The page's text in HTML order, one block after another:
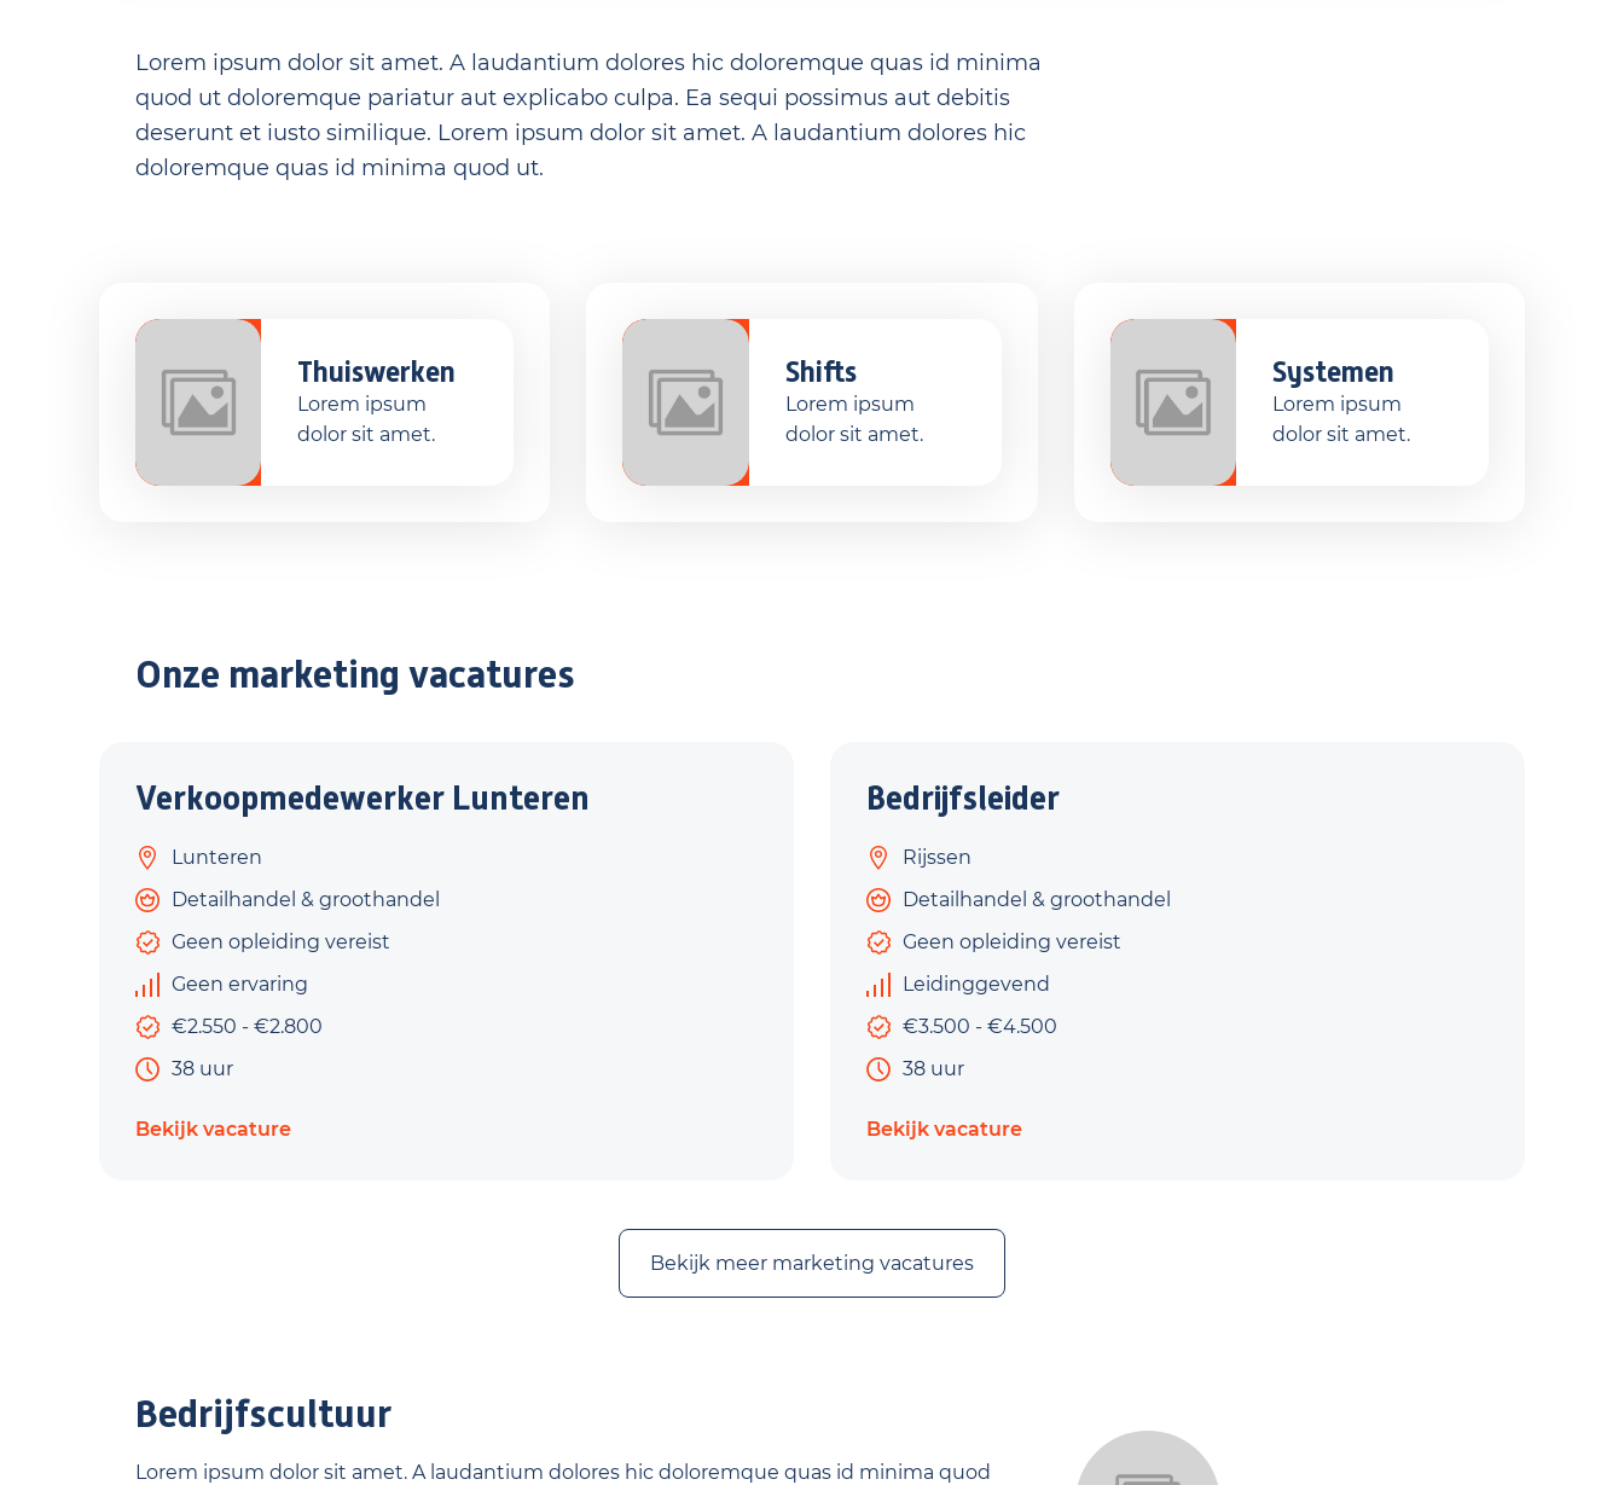
Lorem ipsum dolor sit amet. A laudantium dolores hic doloremque quas id minima
quod ut doloremque pariatur aut explicabo culpa. Ea sequi possimus aut debitis
deserunt et iusto similique. Lorem ipsum dolor sit amet. A laudantium dolores hic
doloremque quas id minima quod ut.
Thuiswerken
Lorem ipsum
dolor sit amet.
Shifts
Lorem ipsum
dolor sit amet.
Systemen
Lorem ipsum
dolor sit amet.
Onze marketing vacatures
Verkoopmedewerker Lunteren
Lunteren
Detailhandel & groothandel
Geen opleiding vereist
Geen ervaring
€2.550 - €2.800
38 uur
Bekijk vacature
Bedrijfsleider
Rijssen
Detailhandel & groothandel
Geen opleiding vereist
Leidinggevend
€3.500 - €4.500
38 uur
Bekijk vacature
Bekijk meer marketing vacatures
Bedrijfscultuur
Lorem ipsum dolor sit amet. A laudantium dolores hic doloremque quas id minima quod